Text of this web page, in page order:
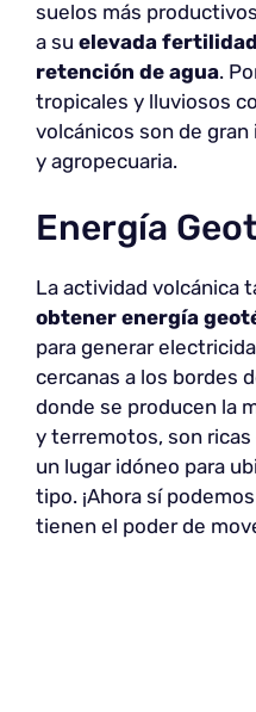
suelos más
a su elevada
retención de agua.
tropicales y lluviosos
volcánicos son de
y agropecuaria.
Energía
La actividad volcánica
obtener energía
para generar
cercanas a los bordes
donde se producen la
y terremotos, son
un lugar idóneo para
tipo. ¡Ahora sí
tienen el poder de